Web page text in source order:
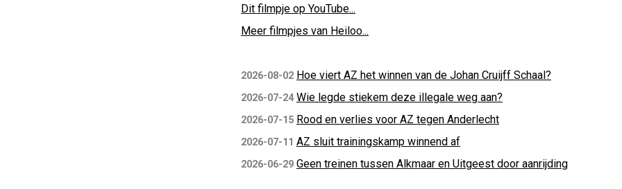
Dit filmpje op YouTube...
Meer filmpjes van Heiloo...
2026-08-02 Hoe viert AZ het winnen van de Johan Cruijff Schaal?
2026-07-24 Wie legde stiekem deze illegale weg aan?
2026-07-15 Rood en verlies voor AZ tegen Anderlecht
2026-07-11 AZ sluit trainingskamp winnend af
2026-06-29 Geen treinen tussen Alkmaar en Uitgeest door aanrijding